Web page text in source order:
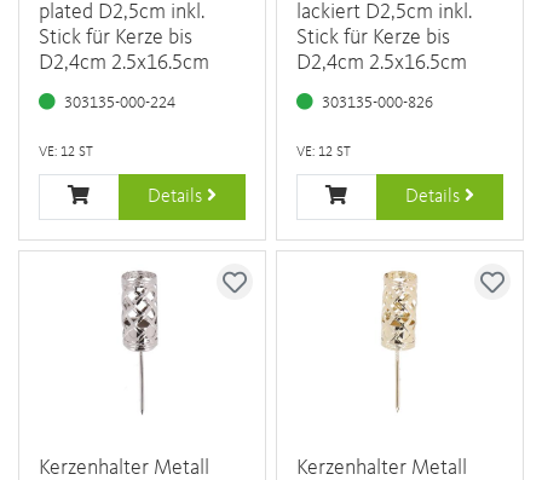
plated D2,5cm inkl.
Stick für Kerze bis
D2,4cm 2.5x16.5cm
303135-000-224
VE: 12 ST
Details
lackiert D2,5cm inkl.
Stick für Kerze bis
D2,4cm 2.5x16.5cm
303135-000-826
VE: 12 ST
Details
Kerzenhalter Metall
Kerzenhalter Metall